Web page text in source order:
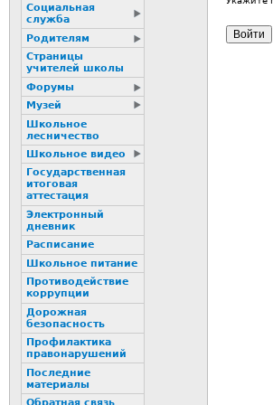
Социальная
служба
Родителям
Страницы
учителей школы
Форумы
Музей
Школьное
лесничество
Школьное видео
Государственная
итоговая
аттестация
Электронный
дневник
Расписание
Школьное питание
Пpотиводействие
коppупции
Дорожная
безопасность
Профилактика
пpaвонаpушений
Последние
материалы